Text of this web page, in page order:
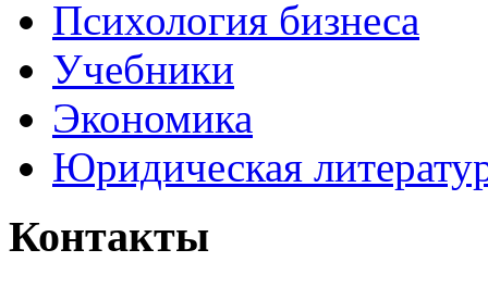
Психология бизнеса
Учебники
Экономика
Юридическая
Контакты